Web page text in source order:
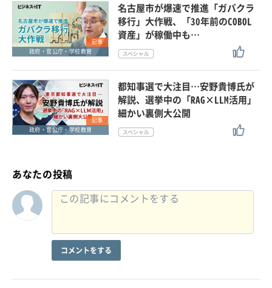
記事
政府・官公庁・学校教育
名古屋市が爆速で推進「ガバクラ
移行」大作戦、「30年前のCOBOL
資産」が稼働中も…
記事
政府・官公庁・学校教育
都知事選で大注目…安野貴博氏が
解説、選挙中の「RAG×LLM活用」
細かい裏側大公開
あなたの投稿
コメントをする